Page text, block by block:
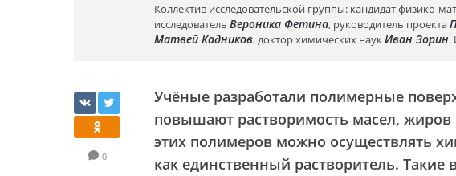
Коллектив исследовательской группы: кандидат физико-
исследователь Вероника Фетина, руководитель проекта
Матвей Кадников, доктор химических наукИван Зорин.
0
Учёные разработали полимерные
повышают растворимость масел, жиров
этих полимеров можно осуществлять
как единственный растворитель.